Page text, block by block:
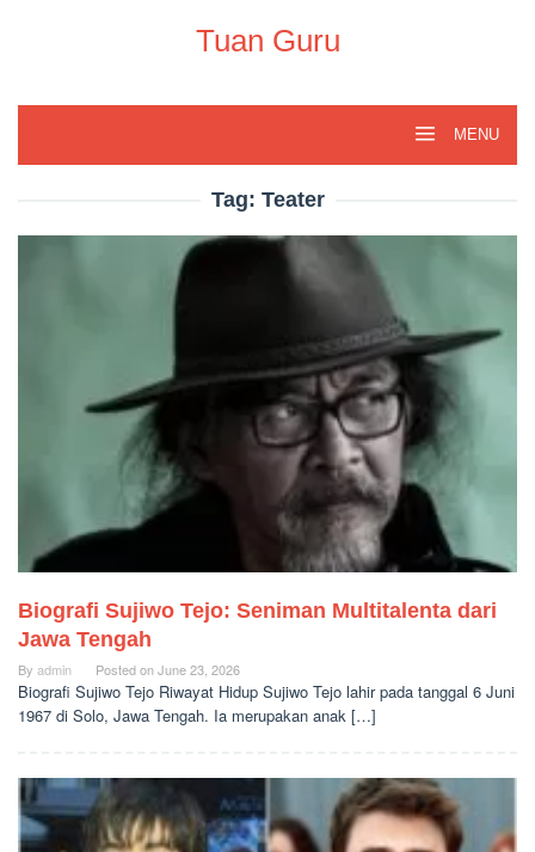
Tuan Guru
MENU
Tag: Teater
Biografi Sujiwo Tejo: Seniman Multitalenta dari
Jawa Tengah
By admin Posted onJune 23, 2026
Biografi Sujiwo Tejo Riwayat Hidup Sujiwo Tejo lahir pada tanggal 6 Juni
1967 di Solo, Jawa Tengah. Ia merupakan anak […]